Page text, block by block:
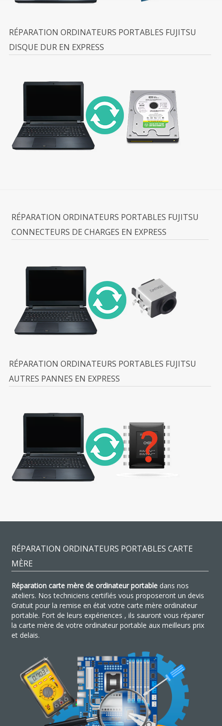
RÉPARATION ORDINATEURS PORTABLES FUJITSU
DISQUE DUR EN EXPRESS
RÉPARATION ORDINATEURS PORTABLES FUJITSU
CONNECTEURS DE CHARGES EN EXPRESS
RÉPARATION ORDINATEURS PORTABLES FUJITSU
AUTRES PANNES EN EXPRESS
RÉPARATION ORDINATEURS PORTABLES CARTE
MÈRE
Réparation carte mère de ordinateur portabledans nos
ateliers. Nos techniciens certifiés vous proposeront un devis
Gratuit pour la remise en état votre carte mère ordinateur
portable. Fort de leurs expériences , ils sauront vous réparer
la carte mère de votre ordinateur portable aux meilleurs prix
et delais.